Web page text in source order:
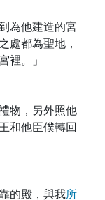
為他建造的宮
處都為聖地，
裡。」
物，另外照他
和他臣僕轉回
的殿，與我所